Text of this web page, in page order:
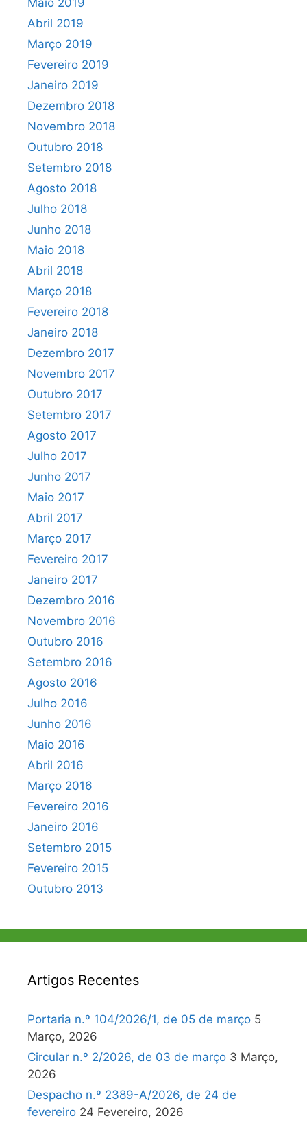
Maio 2019
Abril 2019
Março 2019
Fevereiro 2019
Janeiro 2019
Dezembro 2018
Novembro 2018
Outubro 2018
Setembro 2018
Agosto 2018
Julho 2018
Junho 2018
Maio 2018
Abril 2018
Março 2018
Fevereiro 2018
Janeiro 2018
Dezembro 2017
Novembro 2017
Outubro 2017
Setembro 2017
Agosto 2017
Julho 2017
Junho 2017
Maio 2017
Abril 2017
Março 2017
Fevereiro 2017
Janeiro 2017
Dezembro 2016
Novembro 2016
Outubro 2016
Setembro 2016
Agosto 2016
Julho 2016
Junho 2016
Maio 2016
Abril 2016
Março 2016
Fevereiro 2016
Janeiro 2016
Setembro 2015
Fevereiro 2015
Outubro 2013
Artigos Recentes
Portaria n.º 104/2026/1, de 05 de março 5
Março, 2026
Circular n.º 2/2026, de 03 de março 3 Março,
2026
Despacho n.º 2389-A/2026, de 24 de
fevereiro 24 Fevereiro, 2026